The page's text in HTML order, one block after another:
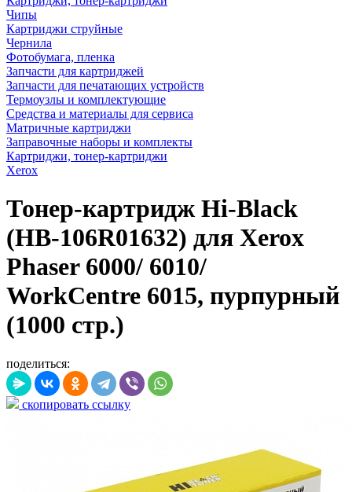
Чипы
Картриджи струйные
Чернила
Фотобумага, пленка
Запчасти для картриджей
Запчасти для печатающих устройств
Термоузлы и комплектующие
Средства и материалы для сервиса
Матричные картриджи
Заправочные наборы и комплекты
Картриджи, тонер-картриджи
Xerox
Тонер-картридж Hi-Black
(HB-106R01632) для Xerox
Phaser 6000/ 6010/
WorkCentre 6015, пурпурный
(1000 стр.)
поделиться:
скопировать ссылку